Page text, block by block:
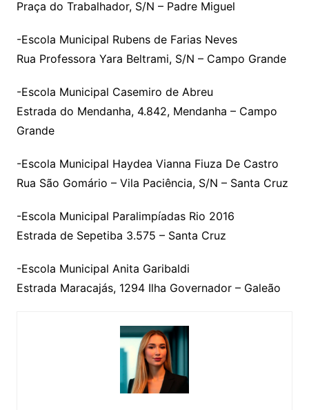
Praça do Trabalhador, S/N – Padre Miguel
-Escola Municipal Rubens de Farias Neves
Rua Professora Yara Beltrami, S/N – Campo Grande
-Escola Municipal Casemiro de Abreu
Estrada do Mendanha, 4.842, Mendanha – Campo
Grande
-Escola Municipal Haydea Vianna Fiuza De Castro
Rua São Gomário – Vila Paciência, S/N – Santa Cruz
-Escola Municipal Paralimpíadas Rio 2016
Estrada de Sepetiba 3.575 – Santa Cruz
-Escola Municipal Anita Garibaldi
Estrada Maracajás, 1294 Ilha Governador – Galeão